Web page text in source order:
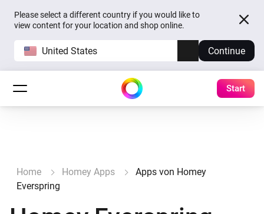
Please select a different country if you would like to
view content for your location and shop online.
United States Continue
Start
Home Homey Apps
Apps von Homey
Everspring